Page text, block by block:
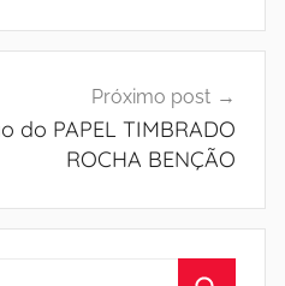
Próximo post
do PAPEL TIMBRADO
ROCHA BENÇÃO